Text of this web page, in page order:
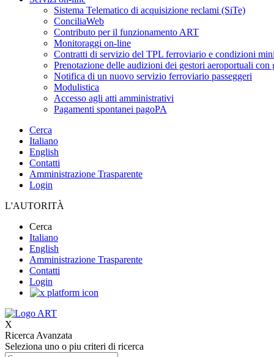
Sistema Telematico di acquisizione reclami (SiTe)
ConciliaWeb
Contributo per il funzionamento ART
Monitoraggi on-line
Contratti di servizio del TPL ferroviario e condizioni
Prenotazione delle audizioni dei gestori aeroportuali con
Notifica di un nuovo servizio ferroviario passeggeri
Modulistica
Accesso agli atti amministrativi
Pagamenti spontanei pagoPA
Cerca
Italiano
English
Contatti
Amministrazione Trasparente
Login
L'AUTORITÀ
Cerca
Italiano
English
Amministrazione Trasparente
Contatti
Login
X
Ricerca Avanzata
Seleziona uno o piu criteri di ricerca